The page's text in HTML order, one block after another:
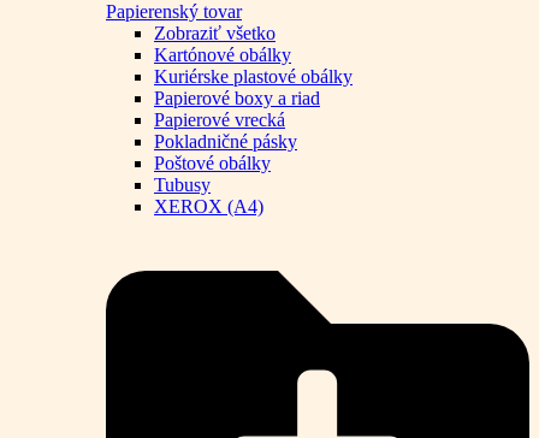
Papierenský tovar
Zobraziť všetko
Kartónové obálky
Kuriérske plastové obálky
Papierové boxy a riad
Papierové vrecká
Pokladničné pásky
Poštové obálky
Tubusy
XEROX (A4)